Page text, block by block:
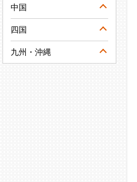
中国
四国
九州・沖縄